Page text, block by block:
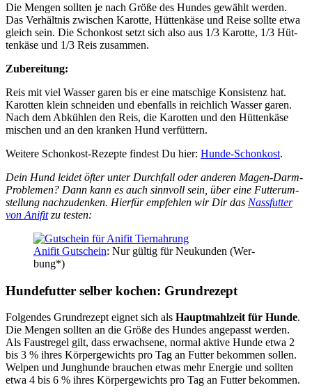
Die Men­gen soll­ten je nach Grö­ße des Hun­des gewählt wer­den.
Das Ver­hält­nis zwi­schen Karot­te, Hüt­ten­kä­se und Rei­se soll­te etwa
gleich sein. Die Schon­kost setzt sich also aus 1/3 Karot­te, 1/3 Hüt­
ten­kä­se und 1/3 Reis zusam­men.
Zube­rei­tung:
Reis mit viel Was­ser garen bis er eine mat­schi­ge Kon­sis­tenz hat.
Karot­ten klein schnei­den und eben­falls in reich­lich Was­ser garen.
Nach dem Abküh­len den Reis, die Karot­ten und den Hüt­ten­kä­se
mischen und an den kran­ken Hund ver­füt­tern.
Wei­te­re Schon­kost-Rezep­te fin­dest Du hier: Hun­de-Schon­kost.
Dein Hund lei­det öfter unter Durch­fall oder ande­ren Magen-Darm-
Pro­ble­men? Dann kann es auch sinn­voll sein, über eine Fut­ter­um­
stel­lung nach­zu­den­ken. Hier­für emp­feh­len wir Dir das Nass­fut­ter
von Ani­fitzu tes­ten:
Ani­fit Gut­schein: Nur gül­tig für Neu­kun­den (Wer­
bung*)
Hun­de­fut­ter sel­ber kochen: Grund­re­zept
Fol­gen­des Grund­re­zept eig­net sich als Haupt­mahl­zeit für Hun­de.
Die Men­gen soll­ten an die Grö­ße des Hun­des ange­passt wer­den.
Als Faust­re­gel gilt, dass erwach­se­ne, nor­mal akti­ve Hun­de etwa 2
bis 3 % ihres Kör­per­ge­wichts pro Tag an Fut­ter bekom­men sol­len.
Wel­pen und Jung­hun­de brau­chen etwas mehr Ener­gie und soll­ten
etwa 4 bis 6 % ihres Kör­per­ge­wichts pro Tag an Fut­ter bekom­men.